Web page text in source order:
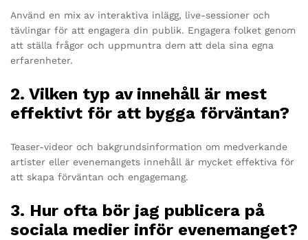
Använd en mix av interaktiva inlägg, live-sessioner och
tävlingar för att engagera din publik. Engagera folket genom
att ställa frågor och uppmuntra dem att dela sina egna
erfarenheter.
2. Vilken typ av innehåll är mest
effektivt för att bygga förväntan?
Teaser-videor och bakgrundsinformation om medverkande
artister eller evenemangets innehåll är mycket effektiva för
att skapa förväntan och engagemang.
3. Hur ofta bör jag publicera på
sociala medier inför evenemanget?